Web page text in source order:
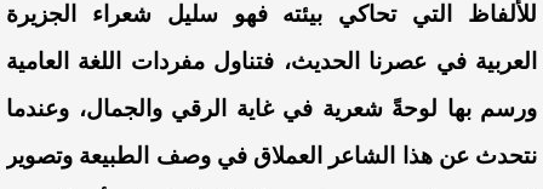
للألفاظ التي تحاكي بيئته فهو سليل شعراء الجزيرة
العربية في عصرنا الحديث، فتناول مفردات اللغة العامية
ورسم بها لوحةً شعرية في غاية الرقي والجمال، وعندما
نتحدث عن هذا الشاعر العملاق في وصف الطبيعة وتصوير